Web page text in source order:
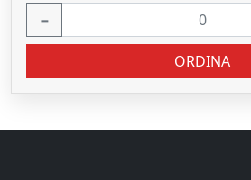
−
ORDINA